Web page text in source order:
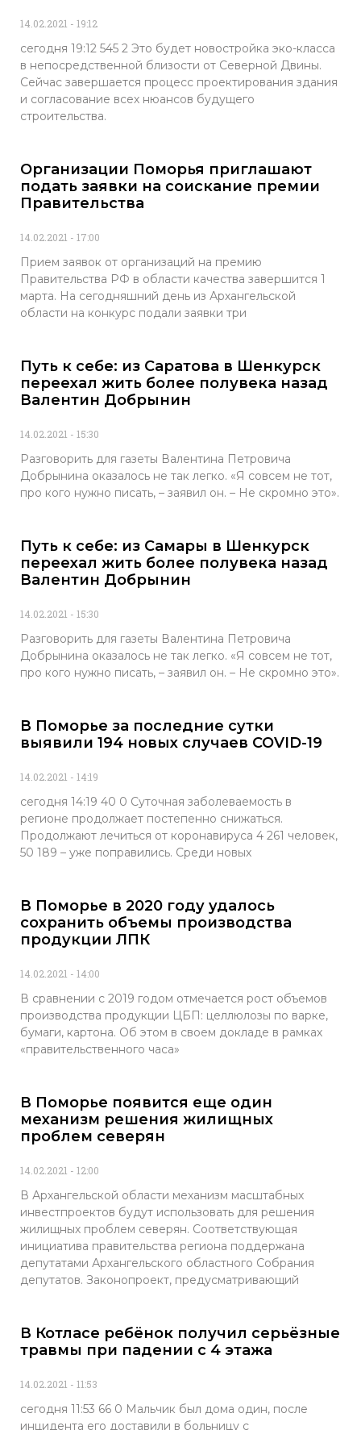
14.02.2021 19:12
сегодня 19:12 545 2 Это будет новостройка эко-класса
в непосредственной близости от Северной Двины.
Сейчас завершается процесс проектирования здания
и согласование всех нюансов будущего
строительства.
Организации Поморья приглашают
подать заявки на соискание премии
Правительства
14.02.2021 17:00
Прием заявок от организаций на премию
Правительства РФ в области качества завершится 1
марта. На сегодняшний день из Архангельской
области на конкурс подали заявки три
Путь к себе: из Саратова в Шенкурск
переехал жить более полувека назад
Валентин Добрынин
14.02.2021 15:30
Разговорить для газеты Валентина Петровича
Добрынина оказалось не так легко. «Я совсем не тот,
про кого нужно писать, – заявил он. – Не скромно это».
Путь к себе: из Самары в Шенкурск
переехал жить более полувека назад
Валентин Добрынин
14.02.2021 15:30
Разговорить для газеты Валентина Петровича
Добрынина оказалось не так легко. «Я совсем не тот,
про кого нужно писать, – заявил он. – Не скромно это».
В Поморье за последние сутки
выявили 194 новых случаев COVID-19
14.02.2021 14:19
сегодня 14:19 40 0 Суточная заболеваемость в
регионе продолжает постепенно снижаться.
Продолжают лечиться от коронавируса 4 261 человек,
50 189 – уже поправились. Среди новых
В Поморье в 2020 году удалось
сохранить объемы производства
продукции ЛПК
14.02.2021 14:00
В сравнении с 2019 годом отмечается рост объемов
производства продукции ЦБП: целлюлозы по варке,
бумаги, картона. Об этом в своем докладе в рамках
«правительственного часа»
В Поморье появится еще один
механизм решения жилищных
проблем северян
14.02.2021 12:00
В Архангельской области механизм масштабных
инвестпроектов будут использовать для решения
жилищных проблем северян. Соответствующая
инициатива правительства региона поддержана
депутатами Архангельского областного Собрания
депутатов. Законопроект, предусматривающий
В Котласе ребёнок получил серьёзные
травмы при падении с 4 этажа
14.02.2021 11:53
сегодня 11:53 66 0 Мальчик был дома один, после
инцидента его доставили в больницу с